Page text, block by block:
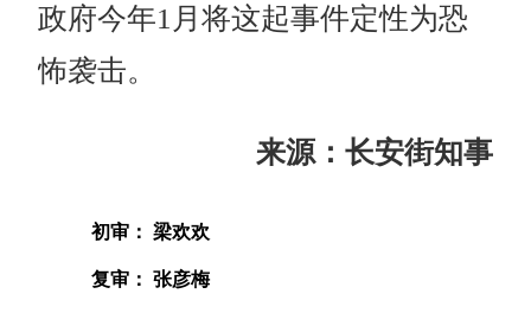
政府今年1月将这起事件定性为恐
怖袭击。
来源：长安街知事
初审： 梁欢欢
复审： 张彦梅